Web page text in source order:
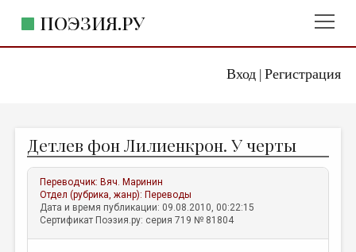
Вход| Регистрация
ПОЭЗИЯ.РУ
ЖАНРЫ
АВТОРЫ
КОММЕНТАРИИ
ЛИТСАЛОН
Детлев фон Лилиенкрон. У черты
Переводчик: Вяч. Маринин
Отдел (рубрика, жанр): Переводы
Дата и время публикации: 09.08.2010, 00:22:15
Сертификат Поэзия.ру: серия 719 № 81804